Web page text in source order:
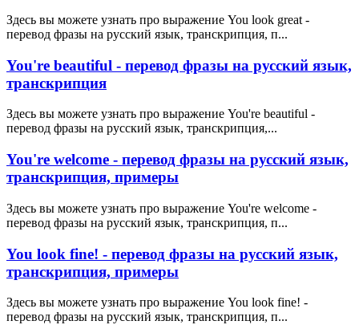
Здесь вы можете узнать про выражение You look great -
перевод фразы на русский язык, транскрипция, п...
You're beautiful - перевод фразы на русский язык,
транскрипция
Здесь вы можете узнать про выражение You're beautiful -
перевод фразы на русский язык, транскрипция,...
You're welcome - перевод фразы на русский язык,
транскрипция, примеры
Здесь вы можете узнать про выражение You're welcome -
перевод фразы на русский язык, транскрипция, п...
You look fine! - перевод фразы на русский язык,
транскрипция, примеры
Здесь вы можете узнать про выражение You look fine! -
перевод фразы на русский язык, транскрипция, п...